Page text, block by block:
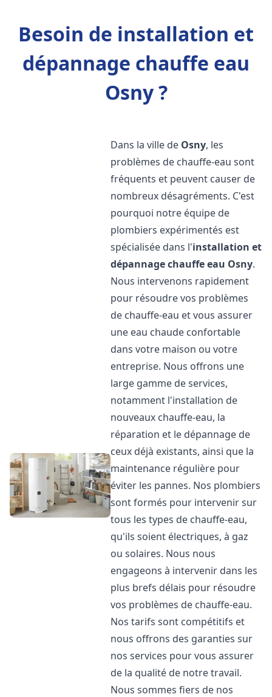
Besoin de installation et
dépannage chauffe eau
Osny ?
Dans la ville de Osny, les
problèmes de chauffe-eau sont
fréquents et peuvent causer de
nombreux désagréments. C'est
pourquoi notre équipe de
plombiers expérimentés est
spécialisée dans l'installation et
dépannage chauffe eau Osny.
Nous intervenons rapidement
pour résoudre vos problèmes
de chauffe-eau et vous assurer
une eau chaude confortable
dans votre maison ou votre
entreprise. Nous offrons une
large gamme de services,
notamment l'installation de
nouveaux chauffe-eau, la
réparation et le dépannage de
ceux déjà existants, ainsi que la
maintenance régulière pour
éviter les pannes. Nos plombiers
sont formés pour intervenir sur
tous les types de chauffe-eau,
qu'ils soient électriques, à gaz
ou solaires. Nous nous
engageons à intervenir dans les
plus brefs délais pour résoudre
vos problèmes de chauffe-eau.
Nos tarifs sont compétitifs et
nous offrons des garanties sur
nos services pour vous assurer
de la qualité de notre travail.
Nous sommes fiers de nos